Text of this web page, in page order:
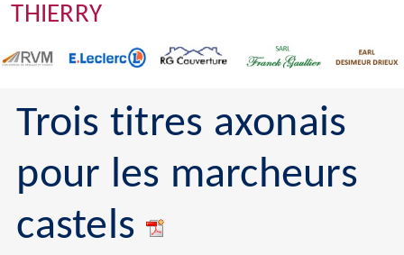
THIERRY
Trois titres axonais
pour les marcheurs
castels